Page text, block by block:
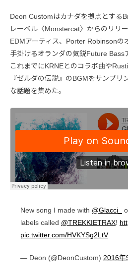
Deon Customはカナダを拠点とする
レーベル〈Monstercat〉からのリリ
EDMアーティス、Porter Robinsonの
手掛けるオランダの気鋭Future Bass
これまでにKRNEとのコラボ曲や
『ゼルダの伝説』のBGMをサンプリ
な話題を集めた。
New song I made with @Glacci_
labels called @TREKKIETRAX!
pic.twitter.com/HVKYSg2LtV
— Deon (@DeonCustom) 2016年